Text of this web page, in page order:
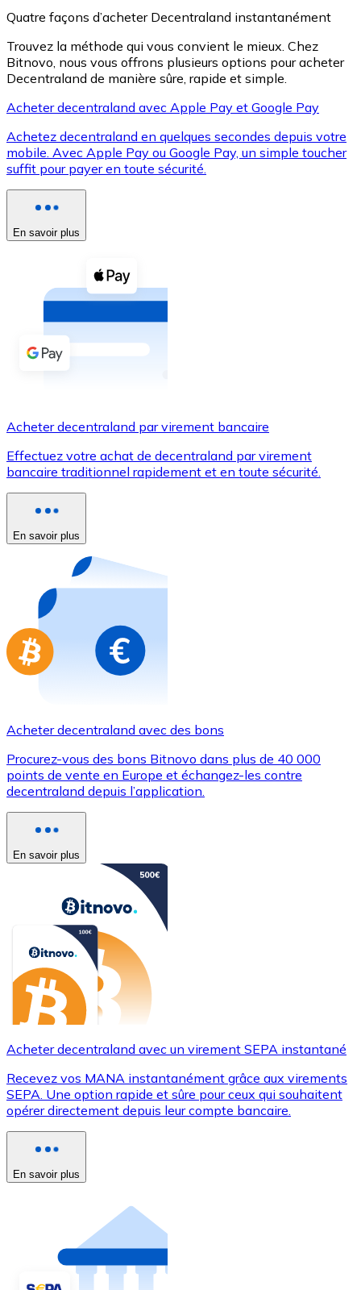
XRP
XRP
Voir toutes
Coupons crypto
Achetez des cryptomonnaies en espèces et d'autres
Acheter avec espèces
Virement SEPA
Utilisez les cartes Visa et Mastercard pour acheter
Acheter avec carte
Nouveau
Achetez des cartes-cadeaux de vos marques
Aller à la boutique de cartes-cadeaux
Quatre façons d’acheter Decentraland instantanément
Trouvez la méthode qui vous convient le mieux. Chez
Bitnovo, nous vous offrons plusieurs options pour acheter
Decentraland de manière sûre, rapide et simple.
Acheter decentraland avec Apple Pay et Google Pay
Achetez decentraland en quelques secondes depuis votre
mobile. Avec Apple Pay ou Google Pay, un simple toucher
suffit pour payer en toute sécurité.
En savoir plus
Acheter decentraland par virement bancaire
Effectuez votre achat de decentraland par virement
bancaire traditionnel rapidement et en toute sécurité.
En savoir plus
Acheter decentraland avec des bons
Procurez-vous des bons Bitnovo dans plus de 40 000
points de vente en Europe et échangez-les contre
decentraland depuis l’application.
En savoir plus
Acheter decentraland avec un virement SEPA instantané
Recevez vos MANA instantanément grâce aux virements
SEPA. Une option rapide et sûre pour ceux qui souhaitent
opérer directement depuis leur compte bancaire.
En savoir plus